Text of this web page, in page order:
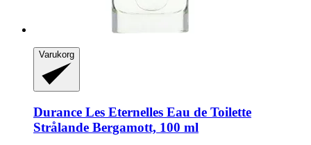
Varukorg
Durance Les Eternelles Eau de Toilette
Strålande Bergamott, 100 ml